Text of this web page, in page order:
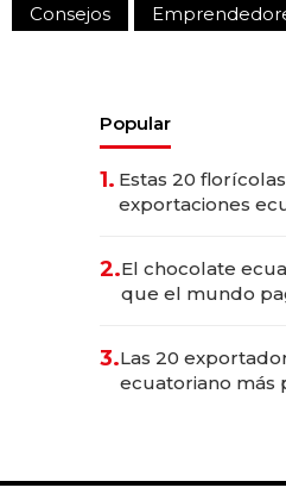
Consejos
Popular
1. Estas 20
exportaciones
2.El chocolate
que el mundo
3.Las 20
ecuatoriano más